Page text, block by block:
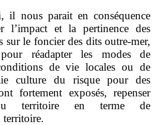
il nous parait en conséquence
l’impact et la pertinence des
sur le foncier des dits outre‑mer,
réadapter les modes de
de vie locales ou de
culture du risque pour des
fortement exposés, repenser
du territoire en terme de
territoire.